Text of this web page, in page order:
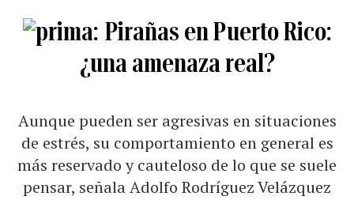
Pirañas en Puerto Rico:
¿una amenaza real?
Aunque pueden ser agresivas en situaciones
de estrés, su comportamiento en general es
más reservado y cauteloso de lo que se suele
pensar, señala Adolfo Rodríguez Velázquez